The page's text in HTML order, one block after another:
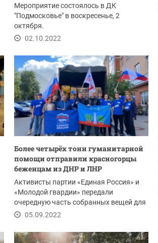
Мероприятие состоялось в ДК
"Подмосковье" в воскресенье, 2
октября.
02.10.2022
Более четырёх тонн гуманитарной
помощи отправили красногорцы
беженцам из ДНР и ЛНР
Активисты партии «Единая Россия» и
«Молодой гвардии» передали
очередную часть собранных вещей для
жителей Донецкой и...
05.09.2022